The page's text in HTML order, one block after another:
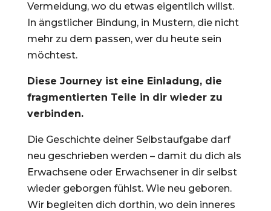
Vermeidung, wo du etwas eigentlich willst.
In ängstlicher Bindung, in Mustern, die nicht
mehr zu dem passen, wer du heute sein
möchtest.
Diese Journey ist eine Einladung, die
fragmentierten Teile in dir wieder zu
verbinden.
Die Geschichte deiner Selbstaufgabe darf
neu geschrieben werden – damit du dich als
Erwachsene oder Erwachsener in dir selbst
wieder geborgen fühlst. Wie neu geboren.
Wir begleiten dich dorthin, wo dein inneres